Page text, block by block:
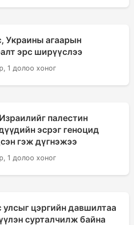
Украины агаарын
эрс ширүүслээ
1 долоо хоног
палестин
эсрэг геноцид
гэж дүгнэжээ
1 долоо хоног
улсыг цэргийн давшилтаа
сурталчилж байна